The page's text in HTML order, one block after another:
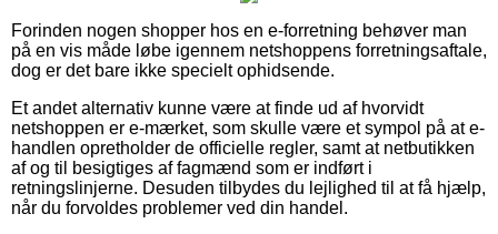
Forinden nogen shopper hos en e-forretning behøver man
på en vis måde løbe igennem netshoppens forretningsaftale,
dog er det bare ikke specielt ophidsende.
Et andet alternativ kunne være at finde ud af hvorvidt
netshoppen er e-mærket, som skulle være et sympol på at e-
handlen opretholder de officielle regler, samt at netbutikken
af og til besigtiges af fagmænd som er indført i
retningslinjerne. Desuden tilbydes du lejlighed til at få hjælp,
når du forvoldes problemer ved din handel.